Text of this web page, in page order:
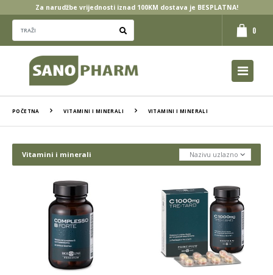
Za narudžbe vrijednosti iznad 100KM dostava je BESPLATNA!
0
POČETNA VITAMINI I MINERALI VITAMINI I MINERALI
Vitamini i minerali